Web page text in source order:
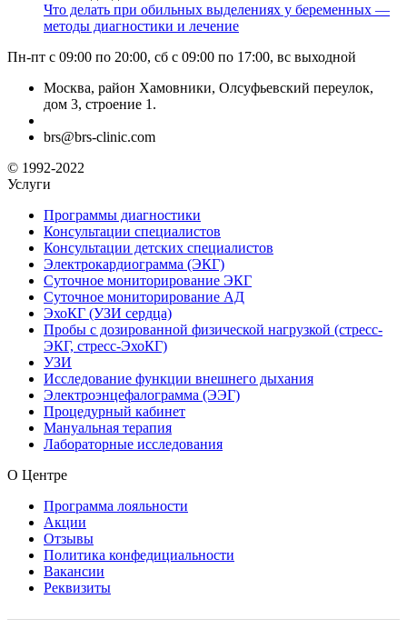
Что делать при обильных выделениях у беременных —
методы диагностики и лечение
Пн-пт с 09:00 по 20:00, сб с 09:00 по 17:00, вс выходной
Москва, район Хамовники, Олсуфьевский переулок,
дом 3, строение 1.
brs@brs-clinic.com
© 1992-2022
Услуги
Программы диагностики
Консультации специалистов
Консультации детских специалистов
Электрокардиограмма (ЭКГ)
Суточное мониторирование ЭКГ
Суточное мониторирование АД
ЭхоКГ (УЗИ сердца)
Пробы с дозированной физической нагрузкой (стресс-
ЭКГ, стресс-ЭхоКГ)
УЗИ
Исследование функции внешнего дыхания
Электроэнцефалограмма (ЭЭГ)
Процедурный кабинет
Мануальная терапия
Лабораторные исследования
О Центре
Программа лояльности
Акции
Отзывы
Политика конфедициальности
Вакансии
Реквизиты